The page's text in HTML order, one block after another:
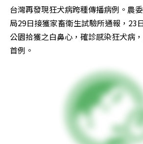
台灣再發現狂犬病跨種傳播病例。農
局29日接獲家畜衛生試驗所通報，23
公園拾獲之白鼻心，確診感染狂犬病
首例。